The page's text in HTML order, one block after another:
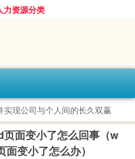
力资源分类
现公司与个人间的长久双赢
面变小了怎么回事（w
面变小了怎么办）